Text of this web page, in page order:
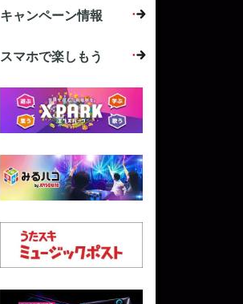
キャンペーン情報
スマホで楽しもう